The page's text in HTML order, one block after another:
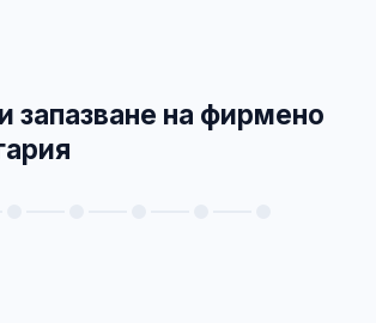
запазване на фирмено